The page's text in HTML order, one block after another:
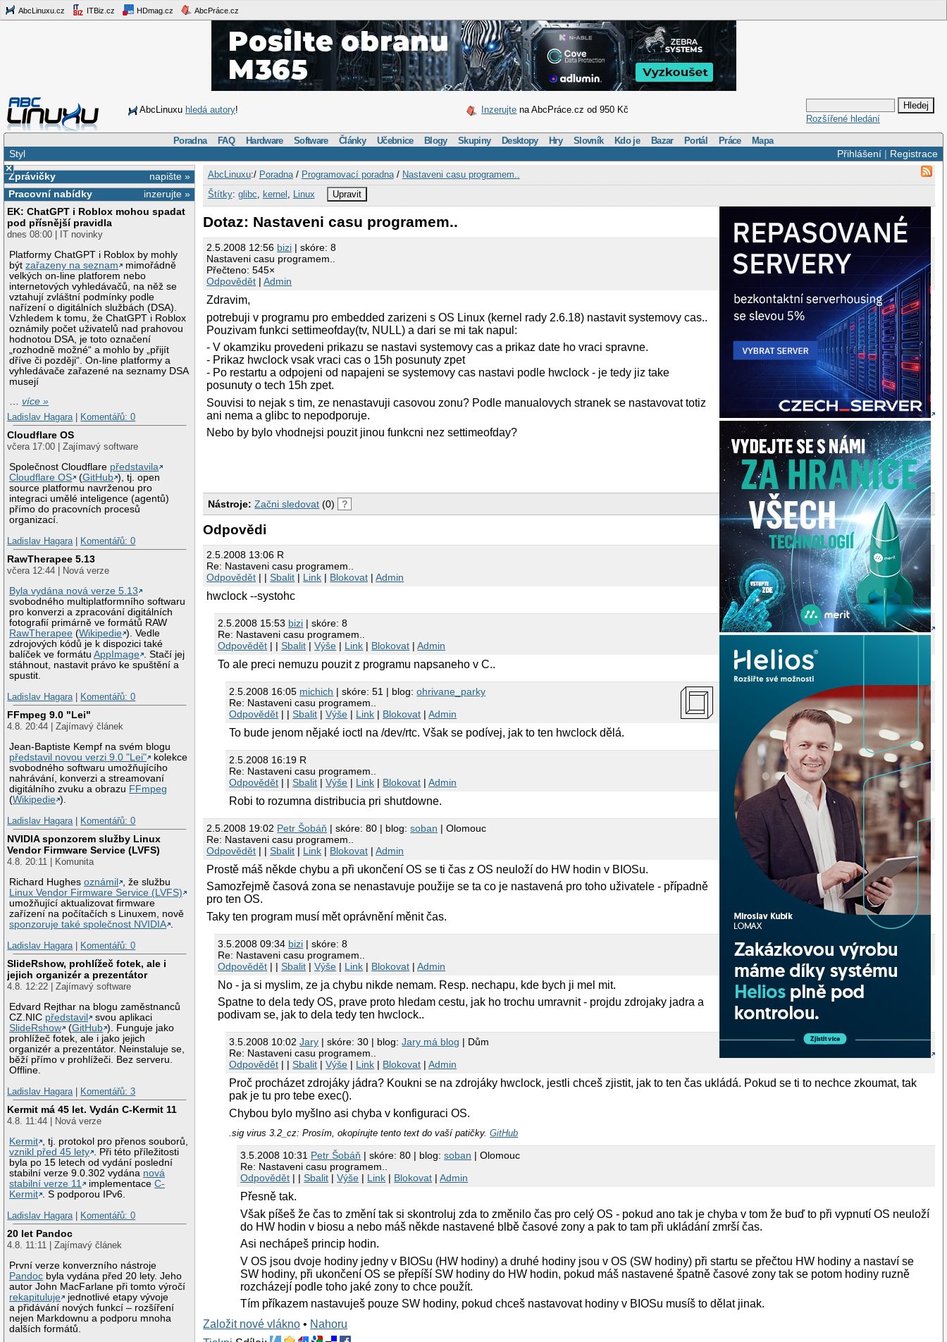
AbcLinuxu.cz ITBiz.cz HDmag.cz AbcPráce.cz
AbcLinuxu hledá autory! Inzerujte na AbcPráce.cz od 950 Kč
Rozšířené hledání
Poradna FAQ Hardware Software Články Učebnice Blogy Skupiny Desktopy Hry Slovník Kdo je Bazar Portál Práce Mapa
Přihlášení| Registrace
Styl
×
napište »
Zprávičky
inzerujte »
Pracovní nabídky
EK: ChatGPT i Roblox mohou spadat
pod přísnější pravidla
dnes 08:00 | IT novinky
Platformy ChatGPT i Roblox by mohly
býtzařazeny na seznam
mimořádně
velkých on-line platforem nebo
internetových vyhledávačů, na něž se
vztahují zvláštní podmínky podle
nařízení o digitálních službách (DSA).
Vzhledem k tomu, že ChatGPT i Roblox
oznámily počet uživatelů nad prahovou
hodnotou DSA, je toto označení
„rozhodně možné“ a mohlo by „přijít
dříve či později“. On-line platformy a
vyhledávače zařazené na seznamy DSA
musejí
…více »
Ladislav Hagara
Komentářů: 0
Cloudflare OS
včera 17:00 | Zajímavý software
Společnost Cloudflare představila
Cloudflare OS
(GitHub ), tj. open
source platformu navrženou pro
integraci umělé inteligence (agentů)
přímo do pracovních procesů
organizací.
Ladislav Hagara
Komentářů: 0
RawTherapee 5.13
včera 12:44 | Nová verze
Byla vydána nová verze 5.13
svobodného multiplatformního softwaru
pro konverzi a zpracování digitálních
fotografií primárně ve formátů RAW
RawTherapee (Wikipedie ). Vedle
zdrojových kódů je k dispozici také
balíček ve formátuAppImage . Stačí jej
stáhnout, nastavit právo ke spuštění a
spustit.
Ladislav Hagara
Komentářů: 0
FFmpeg 9.0 "Lei"
4.8. 20:44 | Zajímavý článek
Jean-Baptiste Kempf na svém blogu
představil novou verzi 9.0 "Lei"
kolekce
svobodného softwaru umožňujícího
nahrávání, konverzi a streamovaní
digitálního zvuku a obrazu FFmpeg
(Wikipedie ).
Ladislav Hagara
Komentářů: 0
NVIDIA sponzorem služby Linux
Vendor Firmware Service (LVFS)
4.8. 20:11 | Komunita
Richard Hughesoznámil
, že službu
Linux Vendor Firmware Service (LVFS)
umožňující aktualizovat firmware
zařízení na počítačích s Linuxem, nově
sponzoruje také společnost NVIDIA .
Ladislav Hagara | Komentářů: 0
SlideRshow, prohlížeč fotek, ale i
jejich organizér a prezentátor
4.8. 12:22 | Zajímavý software
Edvard Rejthar na blogu zaměstnanců
CZ.NIC představil
svou aplikaci
SlideRshow
(GitHub ). Funguje jako
prohlížeč fotek, ale i jako jejich
organizér a prezentátor. Neinstaluje se,
běží přímo v prohlížeči. Bez serveru.
Offline.
Ladislav Hagara | Komentářů: 3
Kermit má 45 let. Vydán C-Kermit 11
4.8. 11:44 | Nová verze
Kermit , tj. protokol pro přenos souborů,
vznikl před 45 lety . Při této příležitosti
byla po 15 letech od vydání poslední
stabilní verze 9.0.302 vydána nová
stabilní verze 11
implementaceC-
Kermit . S podporou IPv6.
Ladislav Hagara | Komentářů: 0
20 let Pandoc
4.8. 11:11 | Zajímavý článek
První verze konverzního nástroje
Pandoc byla vydána před 20 lety. Jeho
autor John MacFarlane při tomto výročí
rekapituluje
jednotlivé etapy vývoje
a přidávání nových funkcí – rozšíření
nejen Markdownu a podporu mnoha
dalších formátů.
AbcLinuxu:/ Poradna/ Programovací poradna/ Nastaveni casu programem..
Štítky: glibc kernel Linux Upravit
Dotaz: Nastaveni casu programem..
2.5.2008 12:56 bizi | skóre: 8
Nastaveni casu programem..
Přečteno: 545×
Odpovědět |Admin
Zdravim,
potrebuji v programu pro embedded zarizeni s OS Linux (kernel rady 2.6.18) nastavit systemovy cas..
Pouzivam funkci settimeofday(tv, NULL) a dari se mi tak napul:
- V okamziku provedeni prikazu se nastavi systemovy cas a prikaz date ho vraci spravne.
- Prikaz hwclock vsak vraci cas o 15h posunuty zpet
- Po restartu a odpojeni od napajeni se systemovy cas nastavi podle hwclock - je tedy jiz take
posunuty o tech 15h zpet.
Souvisi to nejak s tim, ze nenastavuji casovou zonu? Podle manualovych stranek se nastavovat totiz
ani nema a glibc to nepodporuje.
Nebo by bylo vhodnejsi pouzit jinou funkcni nez settimeofday?
Nástroje: Začni sledovat (0) ?
Odpovědi
2.5.2008 13:06 R
Re: Nastaveni casu programem..
Odpovědět | |Sbalit | Link | Blokovat |Admin
hwclock --systohc
2.5.2008 15:53 bizi | skóre: 8
Re: Nastaveni casu programem..
Odpovědět | |Sbalit |Výše | Link | Blokovat |Admin
To ale preci nemuzu pouzit z programu napsaneho v C..
2.5.2008 16:05 michich | skóre: 51 | blog:ohrivane_parky
Re: Nastaveni casu programem..
Odpovědět | |Sbalit |Výše | Link | Blokovat |Admin
To bude jenom nějaké ioctl na /dev/rtc. Však se podívej, jak to ten hwclock dělá.
2.5.2008 16:19 R
Re: Nastaveni casu programem..
Odpovědět | |Sbalit |Výše | Link | Blokovat |Admin
Robi to rozumna distribucia pri shutdowne.
2.5.2008 19:02 Petr Šobáň | skóre: 80 | blog:soban | Olomouc
Re: Nastaveni casu programem..
Odpovědět | |Sbalit | Link | Blokovat |Admin
Prostě máš někde chybu a při ukončení OS se ti čas z OS neuloží do HW hodin v BIOSu.
Samozřejmě časová zona se nenastavuje použije se ta co je nastavená pro toho uživatele - případně
pro ten OS.
Taky ten program musí mět oprávnění měnit čas.
3.5.2008 09:34 bizi | skóre: 8
Re: Nastaveni casu programem..
Odpovědět | |Sbalit |Výše | Link | Blokovat |Admin
No - ja si myslim, ze ja chybu nikde nemam. Resp. nechapu, kde bych ji mel mit.
Spatne to dela tedy OS, prave proto hledam cestu, jak ho trochu umravnit - projdu zdrojaky jadra a
podivam se, jak to dela tedy ten hwclock..
3.5.2008 10:02Jary | skóre: 30 | blog:Jary má blog | Dům
Re: Nastaveni casu programem..
Odpovědět | |Sbalit |Výše | Link | Blokovat |Admin
Proč procházet zdrojáky jádra? Koukni se na zdrojáky hwclock, jestli chceš zjistit, jak to ten čas ukládá. Pokud se ti to nechce zkoumat, tak
pak je tu pro tebe exec().
Chybou bylo myšlno asi chyba v konfiguraci OS.
.sig virus 3.2_cz: Prosím, okopírujte tento text do vaší patičky.GitHub
3.5.2008 10:31 Petr Šobáň | skóre: 80 | blog:soban | Olomouc
Re: Nastaveni casu programem..
Odpovědět | |Sbalit |Výše | Link | Blokovat |Admin
Přesně tak.
Však píšeš že čas to změní tak si skontroluj zda to změnilo čas pro celý OS - pokud ano tak je chyba v tom že buď to při vypnutí OS neuloží
do HW hodin v biosu a nebo máš někde nastavené blbě časové zony a pak to tam při ukládání zmrší čas.
Asi nechápeš princip hodin.
V OS jsou dvoje hodiny jedny v BIOSu (HW hodiny) a druhé hodiny jsou v OS (SW hodiny) při startu se přečtou HW hodiny a nastaví se
SW hodiny, při ukončení OS se přepíší SW hodiny do HW hodin, pokud máš nastavené špatně časové zony tak se potom hodiny ruzně
rozcházejí podle toho jaké zony to chce použít.
Tím příkazem nastavuješ pouze SW hodiny, pokud chceš nastavovat hodiny v BIOSu musíš to dělat jinak.
Založit nové vlákno • Nahoru